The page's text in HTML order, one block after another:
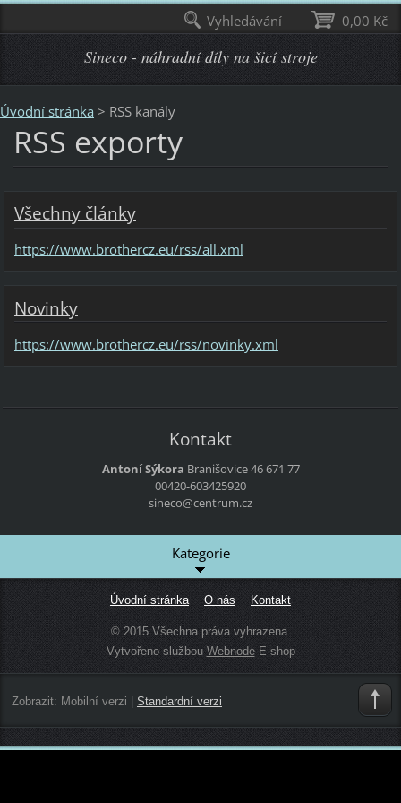
Sineco - náhradní díly na šicí stroje
Úvodní stránka > RSS kanály
RSS exporty
Všechny články
https://www.brothercz.eu/rss/all.xml
Novinky
https://www.brothercz.eu/rss/novinky.xml
Kontakt
Antoní Sýkora Branišovice 46671 77
00420-603425920
sineco@centrum.cz
Kategorie
Úvodní stránka O nás Kontakt
© 2015 Všechna práva vyhrazena.
Vytvořeno službouWebnodeE-shop
Zobrazit: Mobilní verzi | Standardní verzi
0,00 Kč
Vyhledávání